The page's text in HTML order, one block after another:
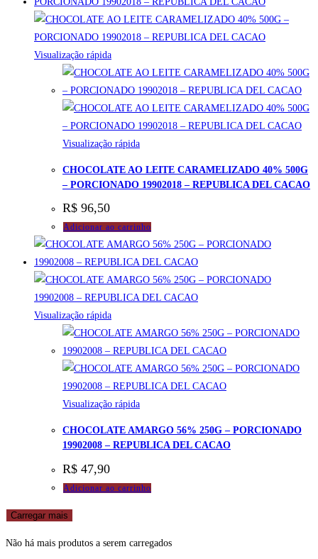
Visualização rápida
Visualização rápida
CHOCOLATE AO LEITE CARAMELIZADO 40% 500G
– PORCIONADO 19902018 – REPUBLICA DEL CACAO
R$ 96,50
Adicionar ao carrinho
Visualização rápida
Visualização rápida
CHOCOLATE AMARGO 56% 250G – PORCIONADO
19902008 – REPUBLICA DEL CACAO
R$ 47,90
Adicionar ao carrinho
Carregar mais
Não há mais produtos a serem carregados